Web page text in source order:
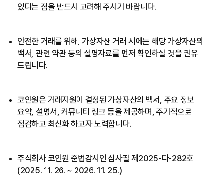
있다는 점을 반드시 고려해 주시기 바랍니다.
안전한 거래를 위해, 가상자산 거래 시에는 해당 가상자산의
백서, 관련 약관 등의 설명자료를 먼저 확인하실 것을 권유
드립니다.
코인원은 거래지원이 결정된 가상자산의 백서, 주요 정보
요약, 설명서, 커뮤니티 링크 등을 제공하며, 주기적으로
점검하고 최신화 하고자 노력합니다.
주식회사 코인원 준법감시인 심사필 제2025-다-282호
(2025. 11. 26. ~ 2026. 11. 25.)